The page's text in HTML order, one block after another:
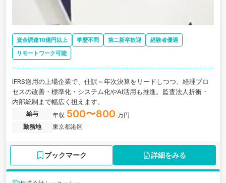
資金調達10億円以上 学歴不問 第二新卒歓迎
経験者優遇
リモートワーク可能
IFRS適用の上場企業で、仕訳～年次決算をリードしつつ、経理プロ
セスの改善・標準化・システム化やAI活用も推進。監査法人折衝・
内部統制まで幅広く担えます。
給与 年収 500〜800 万円
勤務地
東京都港区
ブックマーク 詳細をみる